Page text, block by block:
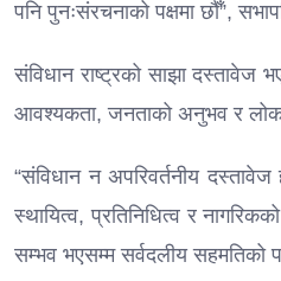
पनि पुनःसंरचनाको पक्षमा छौँ”,
संविधान राष्ट्रको साझा दस्तावेज
आवश्यकता, जनताको अनुभव र
“संविधान न अपरिवर्तनीय
स्थायित्व, प्रतिनिधित्व र
सम्भव भएसम्म सर्वदलीय सहमतिको